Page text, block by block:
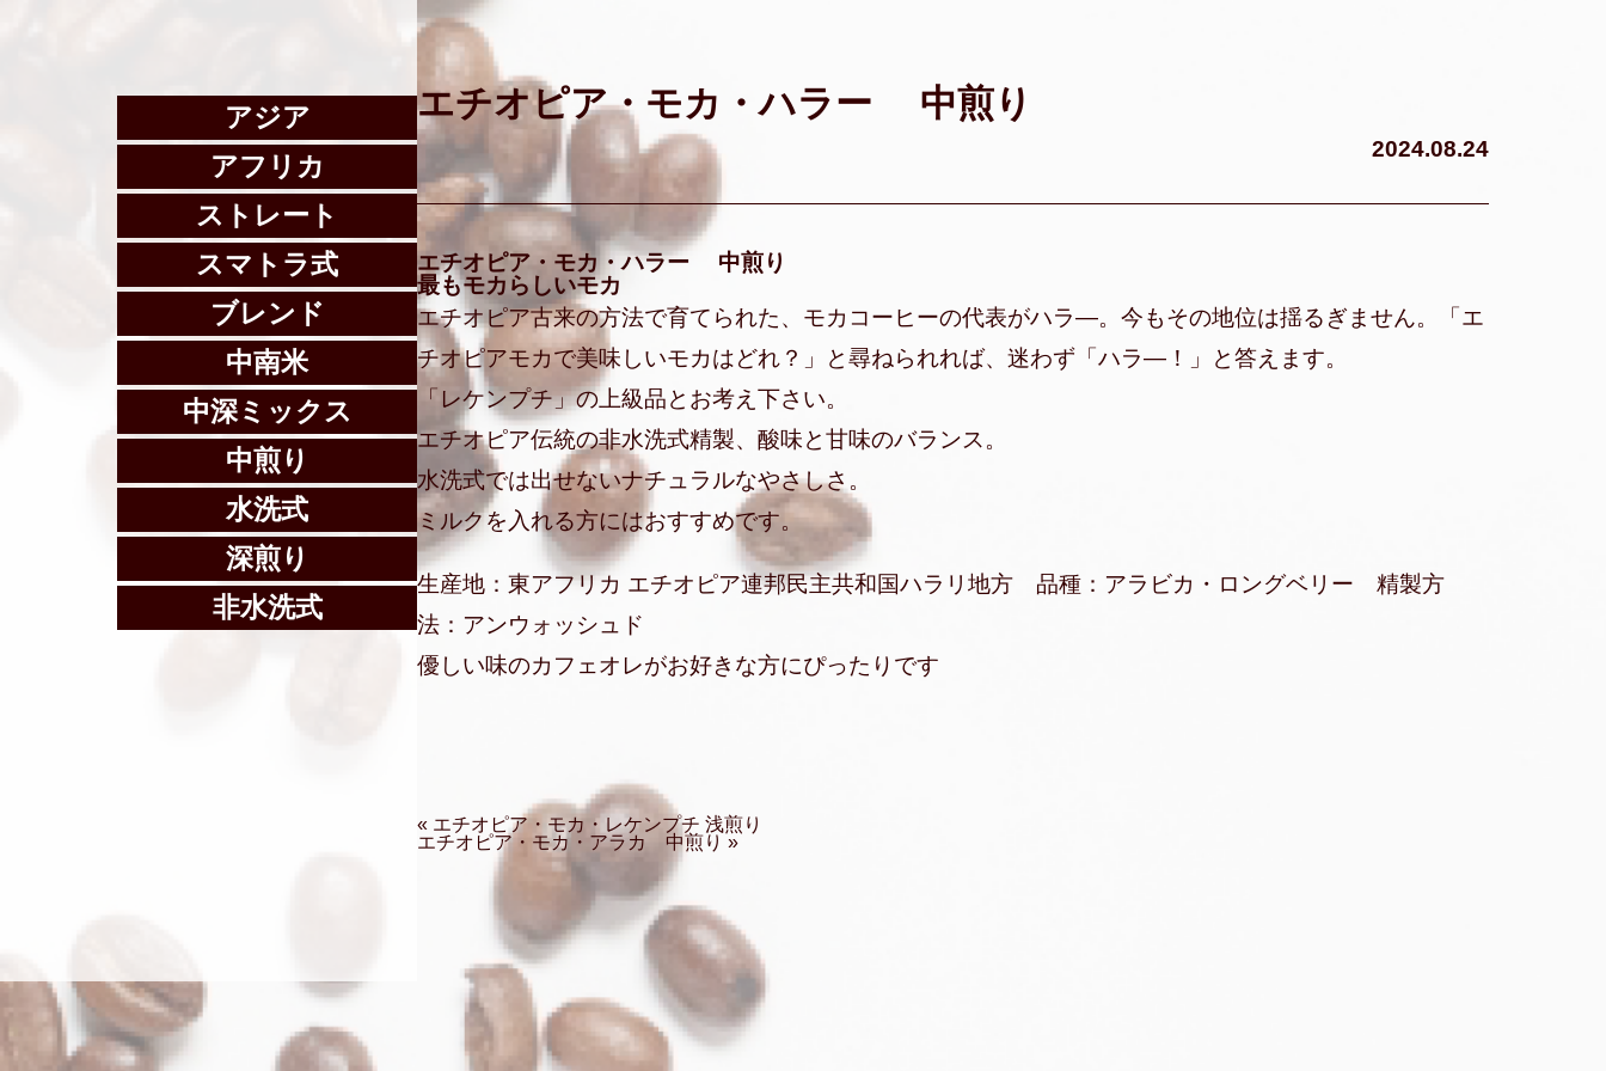
エチオピア・モカ・ハラー 中煎り
2024.08.24
エチオピア・モカ・ハラー 中煎り
最もモカらしいモカ
エチオピア古来の方法で育てられた、モカコーヒーの代表がハラ—。今もその地位は揺るぎません。「エ
チオピアモカで美味しいモカはどれ？」と尋ねられれば、迷わず「ハラ—！」と答えます。
「レケンプチ」の上級品とお考え下さい。
エチオピア伝統の非水洗式精製、酸味と甘味のバランス。
水洗式では出せないナチュラルなやさしさ。
ミルクを入れる方にはおすすめです。
生産地：東アフリカ エチオピア連邦民主共和国ハラリ地方 品種：アラビカ・ロングベリー 精製方
法：アンウォッシュド
優しい味のカフェオレがお好きな方にぴったりです
« エチオピア・モカ・レケンプチ 浅煎り
エチオピア・モカ・アラカ 中煎り »
アジア
アフリカ
ストレート
スマトラ式
ブレンド
中南米
中深ミックス
中煎り
水洗式
深煎り
非水洗式